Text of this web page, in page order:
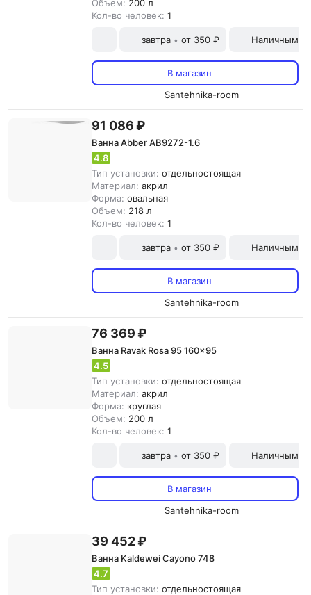
Объем: 200 л
Кол-во человек: 1
завтра • от 350 ₽ Наличными
В магазин
Santehnika-room
91 086 ₽
Ванна Abber AB9272-1.6
4.8
Тип установки: отдельностоящая
Материал: акрил
Форма: овальная
Объем: 218 л
Кол-во человек: 1
завтра • от 350 ₽ Наличными
В магазин
Santehnika-room
76 369 ₽
Ванна Ravak Rosa 95 160x95
4.5
Тип установки: отдельностоящая
Материал: акрил
Форма: круглая
Объем: 200 л
Кол-во человек: 1
завтра • от 350 ₽ Наличными
В магазин
Santehnika-room
39 452 ₽
Ванна Kaldewei Cayono 748
4.7
Тип установки: отдельностоящая